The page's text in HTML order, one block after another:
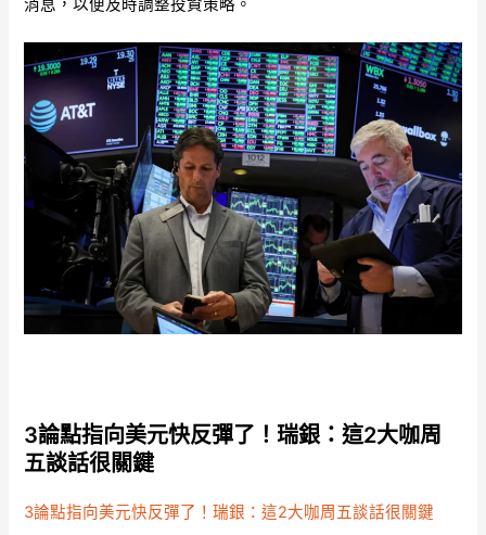
消息，以便及時調整投資策略。
3論點指向美元快反彈了！瑞銀：這2大咖周
五談話很關鍵
3論點指向美元快反彈了！瑞銀：這2大咖周五談話很關鍵